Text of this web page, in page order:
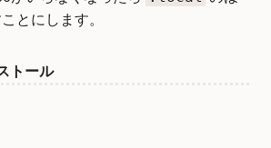
とにします。
トール